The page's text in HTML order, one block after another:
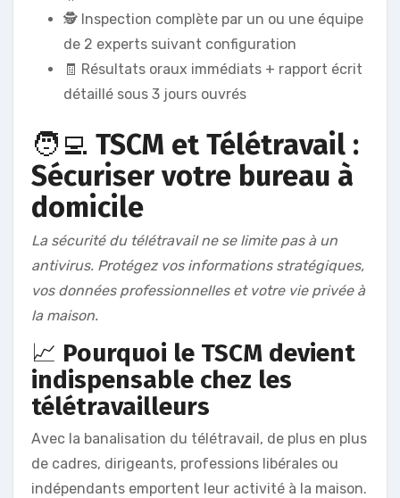
🕵️ Inspection complète par un ou une équipe
de 2 experts suivant configuration
🧾 Résultats oraux immédiats + rapport écrit
détaillé sous 3 jours ouvrés
🧑‍💻 TSCM et Télétravail :
Sécuriser votre bureau à
domicile
La sécurité du télétravail ne se limite pas à un
antivirus. Protégez vos informations stratégiques,
vos données professionnelles et votre vie privée à
la maison.
📈 Pourquoi le TSCM devient
indispensable chez les
télétravailleurs
Avec la banalisation du télétravail, de plus en plus
de cadres, dirigeants, professions libérales ou
indépendants emportent leur activité à la maison.